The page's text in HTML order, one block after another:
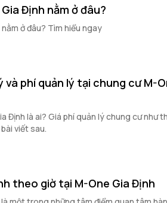
Định nằm ở đâu?
ở đâu? Tìm hiểu ngay
và phí quản lý tại chung cư M-
Định là ai? Giá phí quản lý chung cư như
viết sau.
theo giờ tại M-One Gia Định